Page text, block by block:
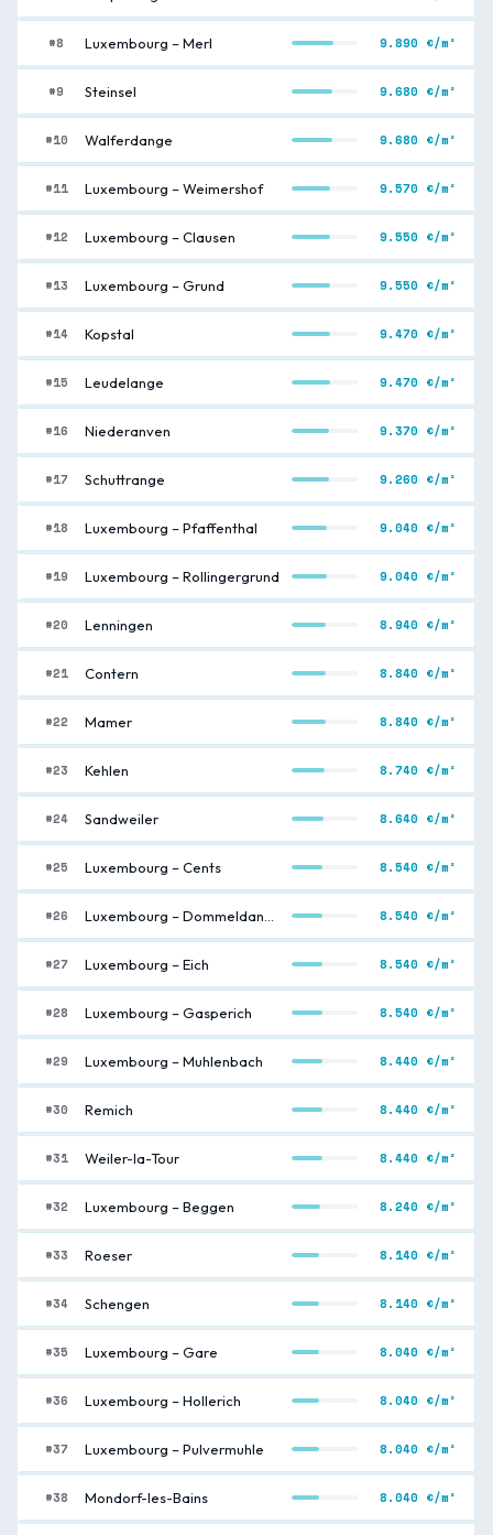
#8 Luxembourg – Merl 9.890 €/m²
#9 Steinsel 9.680 €/m²
#10 Walferdange 9.680 €/m²
#11 Luxembourg – Weimershof 9.570 €/m²
#12 Luxembourg – Clausen 9.550 €/m²
#13 Luxembourg – Grund 9.550 €/m²
#14 Kopstal 9.470 €/m²
#15 Leudelange 9.470 €/m²
#16 Niederanven 9.370 €/m²
#17 Schuttrange 9.260 €/m²
#18 Luxembourg – Pfaffenthal 9.040 €/m²
#19 Luxembourg – Rollingergrund 9.040 €/m²
#20 Lenningen 8.940 €/m²
#21 Contern 8.840 €/m²
#22 Mamer 8.840 €/m²
#23 Kehlen 8.740 €/m²
#24 Sandweiler 8.640 €/m²
#25 Luxembourg – Cents 8.540 €/m²
#26 8.540 €/m²
#27 Luxembourg – Eich 8.540 €/m²
#28 Luxembourg – Gasperich 8.540 €/m²
#29 Luxembourg – Muhlenbach 8.440 €/m²
#30 Remich 8.440 €/m²
#31 Weiler-la-Tour 8.440 €/m²
#32 Luxembourg – Beggen 8.240 €/m²
#33 Roeser 8.140 €/m²
#34 Schengen 8.140 €/m²
#35 Luxembourg – Gare 8.040 €/m²
#36 Luxembourg – Hollerich 8.040 €/m²
#37 Luxembourg – Pulvermuhle 8.040 €/m²
#38 Mondorf-les-Bains 8.040 €/m²